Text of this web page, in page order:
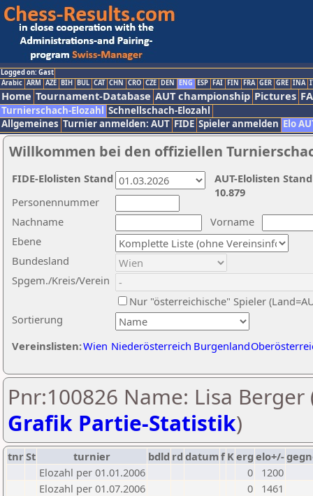
Logged on: Gast
Arabic ARM AZE BIH BUL CAT CHN CRO CZE DEN ENG ESP FAI FIN FRA GER GRE INA
Home Tournament-Database AUT championship Pictures
Turnierschach-Elozahl Schnellschach-Elozahl
Allgemeines Turnier anmelden: AUT FIDE Spieler anmelden Elo
Willkommen bei den offiziellen
Nachname
Vorname
Ebene
Sortierung
Personennummer
Bundesland
Spgem./Kreis/Verein
Nur "österreichische" Spieler
Vereinslisten:Wien Niederösterreich Burgenland
AUT-Elolisten
10.879
FIDE-Elolisten Stand
Pnr:100826 Name: Lisa Berger
Grafik Partie-Statistik)
tnrSt turnier bdld rd datumf Kerg elo+/-
Elozahl per 01.01.2006
0
1200
Elozahl per 01.07.2006
0
1461